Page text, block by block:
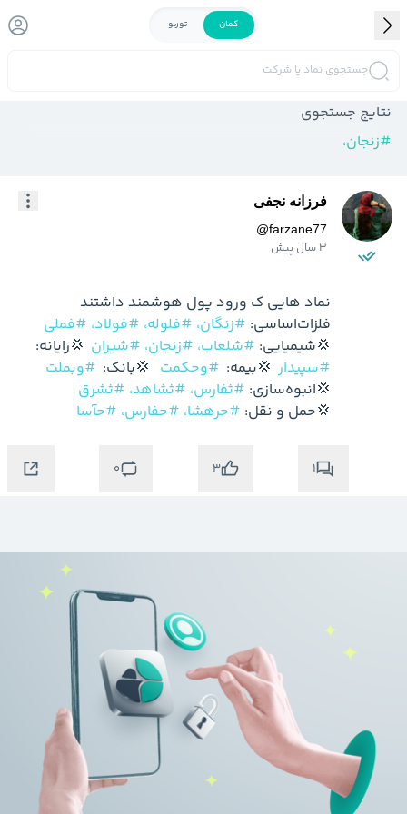
کمان توربو
جستجوی نماد یا شرکت
نتایج جستجوی
#زنجان،
فرزانه نجفی
@farzane77
3 سال پیش
فلزات‌اساسی:
#زنگان، #فلوله، #فولاد، #فملی
💢شیمیایی: #شلعاب، #زنجان، #شیران 💢رایانه:
#سپیدار 💢بیمه: #وحکمت 💢بانک: #وبملت
💢انبوه‌سازی:
#ثفارس، #ثشاهد، #ثشرق
💢حمل و نقل: #حرهشا، #حفارس، #حآسا
1
3
0